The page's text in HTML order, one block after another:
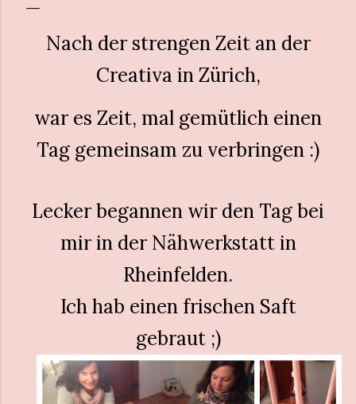
Nach der strengen Zeit an der
Creativa in Zürich,
war es Zeit, mal gemütlich einen
Tag gemeinsam zu verbringen :)
Lecker begannen wir den Tag bei
mir in der Nähwerkstatt in
Rheinfelden.
Ich hab einen frischen Saft
gebraut ;)